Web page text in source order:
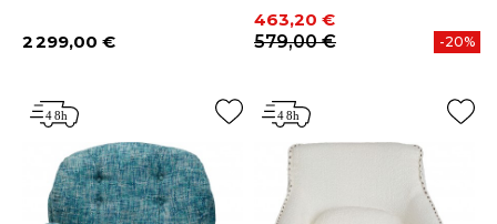
Prix
2 299,00 €
Prix
463,20 €
Prix de base
579,00 €
-20%